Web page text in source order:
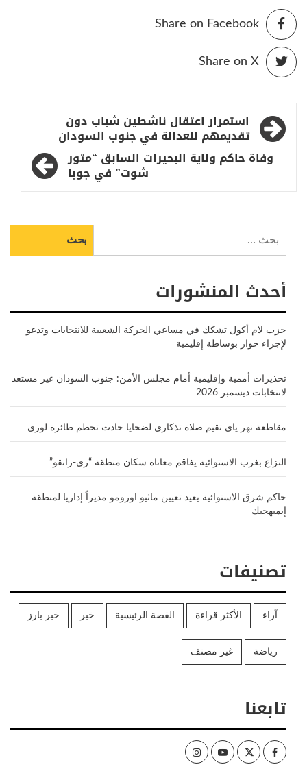
Share on Facebook
Share on X
تصفّح
المقالات
استمرار اعتقال ناشطين شباب دون
تقديمهم للعدالة في جنوب السودان
وفاة حاكم ولاية البحيرات السابق “متور
شوت” في جوبا
عن:
أحدث المنشورات
حزب لام أكول تشكك في مساعي الحركة الشعبية للانتخابات وتدعو
لإجراء حوار بوساطة إقليمية
تحذيرات أممية وإقليمية أمام مجلس الأمن: جنوب السودان غير مستعد
لانتخابات ديسمبر 2026
مقاطعة نهر ياي تقيم صلاة تذكاري لضحايا حادث تحطم طائرة لوري
النزاع بغرب الاستوائية يفاقم معاناة سكان منطقة “ري-رانقو”
حاكم شرق الاستوائية يعيد تعيين ماثيو اورومو مديراً إداريا لمنطقة
إيميهجيك
تصنيفات
آراء الأكثر قراءة القصة الرئيسية خبر خبر بارز
رياضة غير مصنف
تابعنا
Facebook
Twitter
Youtube
Instagram